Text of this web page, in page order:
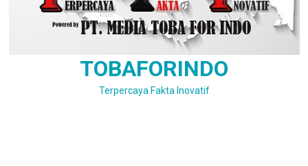
TOBAFORINDO
Terpercaya Fakta Inovatif